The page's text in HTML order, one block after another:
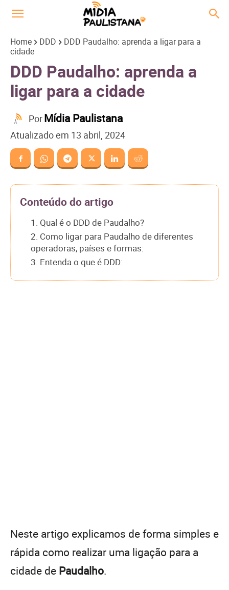
Home DDD
DDD Paudalho: aprenda a ligar para a
cidade
DDD Paudalho: aprenda a
ligar para a cidade
PorMídia Paulistana
Atualizado em 13 abril, 2024
Conteúdo do artigo
1. Qual é o DDD de Paudalho?
2. Como ligar para Paudalho de diferentes
operadoras, países e formas:
3. Entenda o que é DDD:
Neste artigo explicamos de forma simples e
rápida como realizar uma ligação para a
cidade de Paudalho.